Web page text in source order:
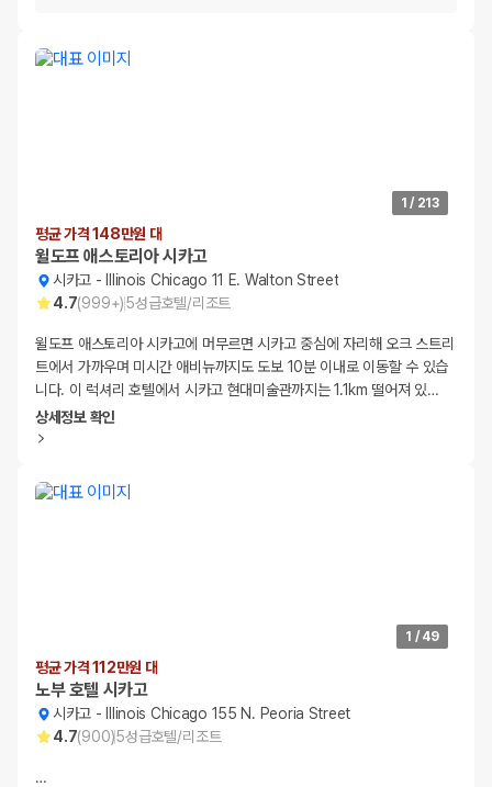
1 / 213
평균 가격 148만원 대
윌도프 애스토리아 시카고
시카고 -
Illinois Chicago 11 E. Walton Street
4.7(999+)5성급호텔/리조트
윌도프 애스토리아 시카고에 머무르면 시카고 중심에 자리해 오크 스트리
트에서 가까우며 미시간 애비뉴까지도 도보 10분 이내로 이동할 수 있습
니다. 이 럭셔리 호텔에서 시카고 현대미술관까지는 1.1km 떨어져 있…
상세정보 확인
1 / 49
평균 가격 112만원 대
노부 호텔 시카고
시카고 -
Illinois Chicago 155 N. Peoria Street
4.7(900)5성급호텔/리조트
…